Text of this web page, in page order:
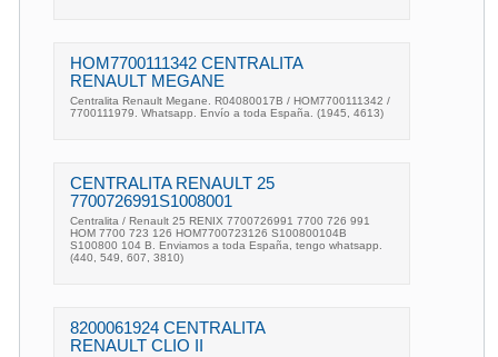
HOM7700111342 CENTRALITA
RENAULT MEGANE
Centralita Renault Megane. R04080017B / HOM7700111342 /
7700111979. Whatsapp. Envío a toda España. (1945, 4613)
CENTRALITA RENAULT 25
7700726991S1008001
Centralita / Renault 25 RENIX 7700726991 7700 726 991
HOM 7700 723 126 HOM7700723126 S100800104B
S100800 104 B. Enviamos a toda España, tengo whatsapp.
(440, 549, 607, 3810)
8200061924 CENTRALITA
RENAULT CLIO II